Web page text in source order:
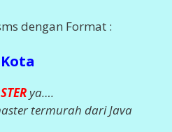
dengan Format :
ya….
termurah dari Java